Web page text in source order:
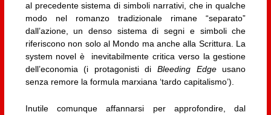
al precedente sistema di simboli narrativi, che in qualche
modo nel romanzo tradizionale rimane “separato”
dall’azione, un denso sistema di segni e simboli che
riferiscono non solo al Mondo ma anche alla Scrittura. La
system novel è inevitabilmente critica verso la gestione
dell’economia (i protagonisti diBleeding Edgeusano
senza remore la formula marxiana ‘tardo capitalismo’).
Inutile comunque affannarsi per approfondire, dal